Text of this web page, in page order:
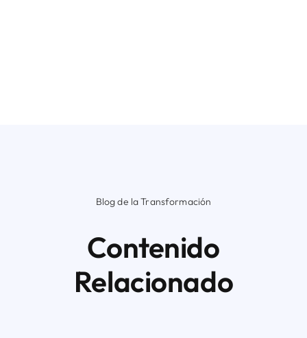
Blog de la Transformación
Contenido
Relacionado